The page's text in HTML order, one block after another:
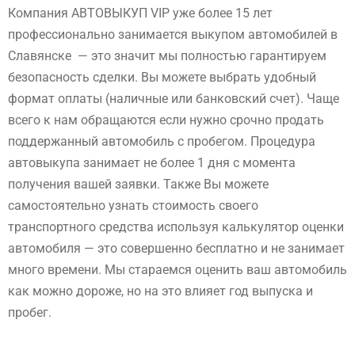
Компания АВТОВЫКУП VIP уже более 15 лет
профессионально занимается выкупом автомобилей в
Славянске — это значит мы полностью гарантируем
безопасность сделки. Вы можете выбрать удобный
формат оплаты (наличные или банковский счет). Чаще
всего к нам обращаются если нужно срочно продать
поддержанный автомобиль с пробегом. Процедура
автовыкупа занимает не более 1 дня с момента
получения вашей заявки. Также Вы можете
самостоятельно узнать стоимость своего
транспортного средства используя калькулятор оценки
автомобиля — это совершенно бесплатно и не занимает
много времени. Мы стараемся оценить ваш автомобиль
как можно дороже, но на это влияет год выпуска и
пробег.